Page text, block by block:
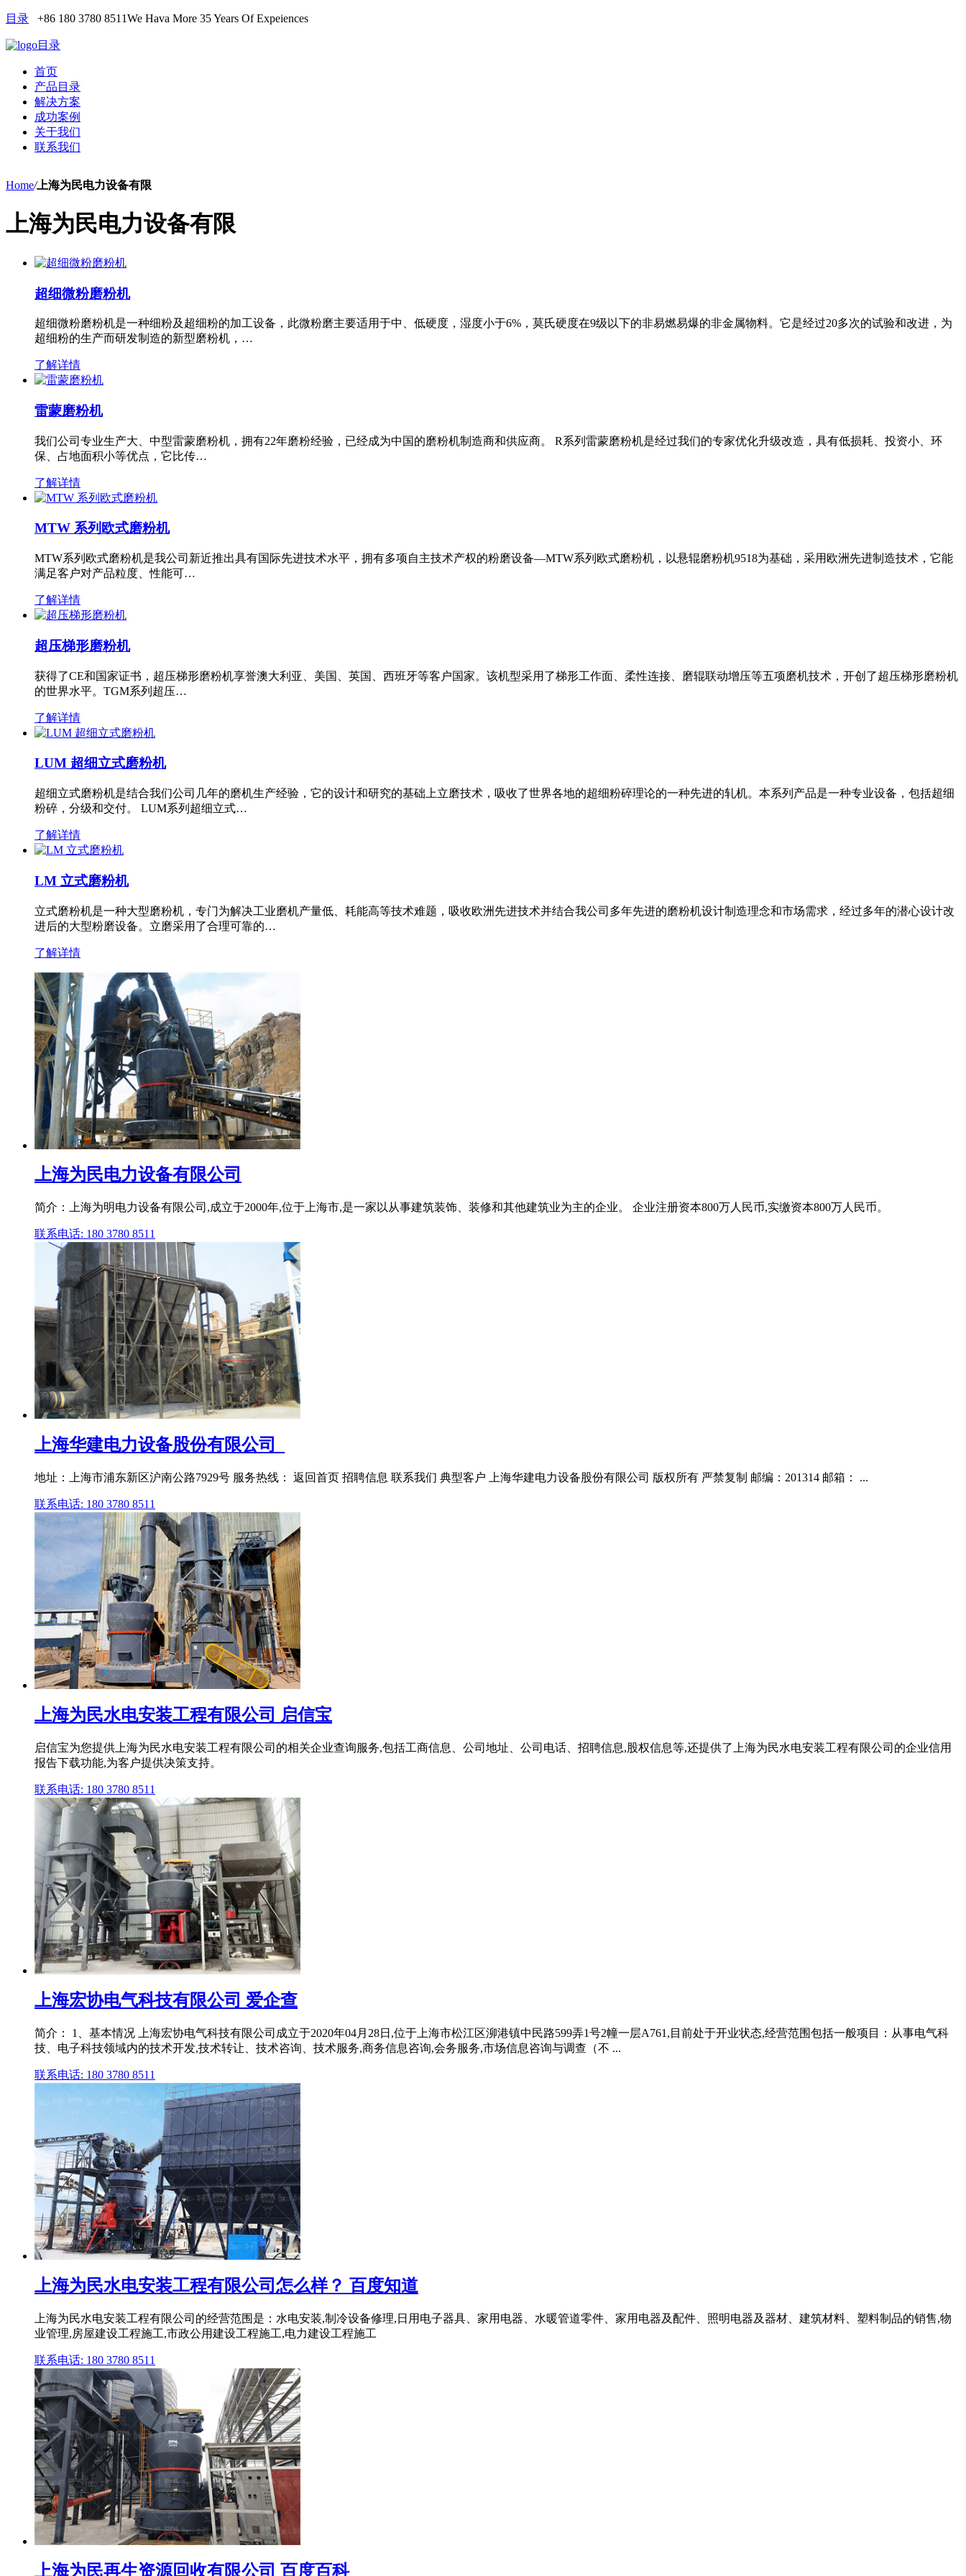
目录 +86 180 3780 8511We Hava More 35 Years Of Expeiences
目录
首页
产品目录
解决方案
成功案例
关于我们
联系我们
Home/上海为民电力设备有限
上海为民电力设备有限
超细微粉磨粉机
超细微粉磨粉机是一种细粉及超细粉的加工设备，此微粉磨主要适用于中、低硬度，湿度小于6%，莫氏硬度在9级以下的非易燃易爆的非金属物料。它是经过20多次的试验和改进，为
超细粉的生产而研发制造的新型磨粉机，…
了解详情
雷蒙磨粉机
我们公司专业生产大、中型雷蒙磨粉机，拥有22年磨粉经验，已经成为中国的磨粉机制造商和供应商。 R系列雷蒙磨粉机是经过我们的专家优化升级改造，具有低损耗、投资小、环
保、占地面积小等优点，它比传…
了解详情
MTW 系列欧式磨粉机
MTW系列欧式磨粉机是我公司新近推出具有国际先进技术水平，拥有多项自主技术产权的粉磨设备—MTW系列欧式磨粉机，以悬辊磨粉机9518为基础，采用欧洲先进制造技术，它能
满足客户对产品粒度、性能可…
了解详情
超压梯形磨粉机
获得了CE和国家证书，超压梯形磨粉机享誉澳大利亚、美国、英国、西班牙等客户国家。该机型采用了梯形工作面、柔性连接、磨辊联动增压等五项磨机技术，开创了超压梯形磨粉机
的世界水平。TGM系列超压…
了解详情
LUM 超细立式磨粉机
超细立式磨粉机是结合我们公司几年的磨机生产经验，它的设计和研究的基础上立磨技术，吸收了世界各地的超细粉碎理论的一种先进的轧机。本系列产品是一种专业设备，包括超细
粉碎，分级和交付。 LUM系列超细立式…
了解详情
LM 立式磨粉机
立式磨粉机是一种大型磨粉机，专门为解决工业磨机产量低、耗能高等技术难题，吸收欧洲先进技术并结合我公司多年先进的磨粉机设计制造理念和市场需求，经过多年的潜心设计改
进后的大型粉磨设备。立磨采用了合理可靠的…
了解详情
上海为民电力设备有限公司
简介：上海为明电力设备有限公司,成立于2000年,位于上海市,是一家以从事建筑装饰、装修和其他建筑业为主的企业。 企业注册资本800万人民币,实缴资本800万人民币。
联系电话: 180 3780 8511
上海华建电力设备股份有限公司_
地址：上海市浦东新区沪南公路7929号 服务热线： 返回首页 招聘信息 联系我们 典型客户 上海华建电力设备股份有限公司 版权所有 严禁复制 邮编：201314 邮箱： ...
联系电话: 180 3780 8511
上海为民水电安装工程有限公司 启信宝
启信宝为您提供上海为民水电安装工程有限公司的相关企业查询服务,包括工商信息、公司地址、公司电话、招聘信息,股权信息等,还提供了上海为民水电安装工程有限公司的企业信用
报告下载功能,为客户提供决策支持。
联系电话: 180 3780 8511
上海宏协电气科技有限公司 爱企查
简介： 1、基本情况 上海宏协电气科技有限公司成立于2020年04月28日,位于上海市松江区泖港镇中民路599弄1号2幢一层A761,目前处于开业状态,经营范围包括一般项目：从事电气科
技、电子科技领域内的技术开发,技术转让、技术咨询、技术服务,商务信息咨询,会务服务,市场信息咨询与调查（不 ...
联系电话: 180 3780 8511
上海为民水电安装工程有限公司怎么样？ 百度知道
上海为民水电安装工程有限公司的经营范围是：水电安装,制冷设备修理,日用电子器具、家用电器、水暖管道零件、家用电器及配件、照明电器及器材、建筑材料、塑料制品的销售,物
业管理,房屋建设工程施工,市政公用建设工程施工,电力建设工程施工
联系电话: 180 3780 8511
上海为民再生资源回收有限公司 百度百科